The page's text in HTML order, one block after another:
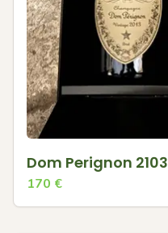
Dom Perignon 2103
170 €